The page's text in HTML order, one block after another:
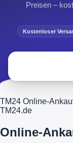
Preisen –
Kostenloser
TM24 Online-
TM24.de
Online-